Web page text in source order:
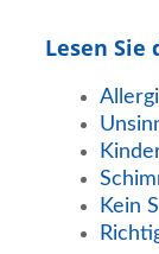
Lesen Sie
Kein